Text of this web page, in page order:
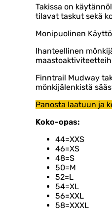
Takissa on
tilavat taskut sekä
Monipuolinen
Ihanteellinen
Finntrail Mudway
mönkijälenkistä
Panosta laatuun ja
Koko-opas:
44=XXS
46=XS
48=S
50=M
52=L
54=XL
56=XXL
58=XXXL